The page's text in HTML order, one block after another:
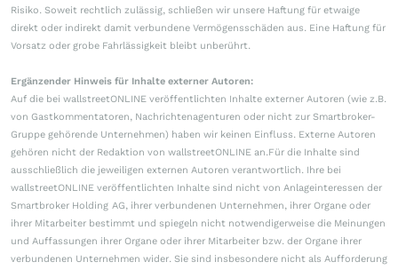
Risiko. Soweit rechtlich zulässig, schließen wir unsere Haftung für etwaige
direkt oder indirekt damit verbundene Vermögensschäden aus. Eine Haftung für
Vorsatz oder grobe Fahrlässigkeit bleibt unberührt.
Ergänzender Hinweis für Inhalte externer Autoren:
Auf die bei wallstreetONLINE veröffentlichten Inhalte externer Autoren (wie z.B.
von Gastkommentatoren, Nachrichtenagenturen oder nicht zur Smartbroker-
Gruppe gehörende Unternehmen) haben wir keinen Einfluss. Externe Autoren
gehören nicht der Redaktion von wallstreetONLINE an.Für die Inhalte sind
ausschließlich die jeweiligen externen Autoren verantwortlich. Ihre bei
wallstreetONLINE veröffentlichten Inhalte sind nicht von Anlageinteressen der
Smartbroker Holding AG, ihrer verbundenen Unternehmen, ihrer Organe oder
ihrer Mitarbeiter bestimmt und spiegeln nicht notwendigerweise die Meinungen
und Auffassungen ihrer Organe oder ihrer Mitarbeiter bzw. der Organe ihrer
verbundenen Unternehmen wider. Sie sind insbesondere nicht als Aufforderung